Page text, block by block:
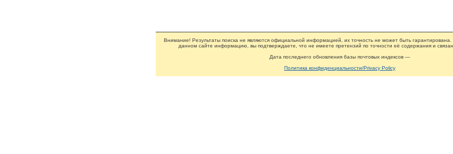
Внимание! Результаты поиска не являются официальной информацией, их точность не может быть гарантирована.
данном сайте информацию, вы подтверждаете, что не имеете претензий по точности её содержания и
Дата последнего обновления базы почтовых индексов —
Политика конфиденциальности/Privacy Policy